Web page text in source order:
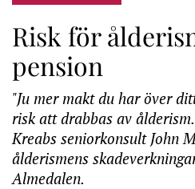
Risk för
pension
"Ju mer makt du har över
risk att drabbas av
Kreabs seniorkonsult John
ålderismens
Almedalen.